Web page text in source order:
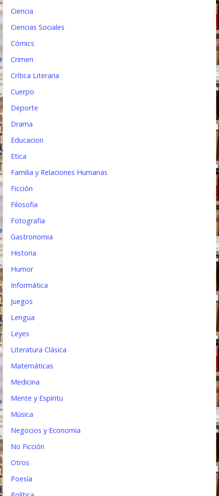
d
a
Ciencia
Ciencias Sociales
Cómics
Crimen
Crítica Literaria
Cuerpo
Deporte
Drama
Educacion
Etica
Familia y Relaciones Humanas
Ficción
Filosofia
Fotografia
Gastronomia
Historia
Humor
Informática
Juegos
Lengua
Leyes
Literatura Clásica
Matemáticas
Medicina
Mente y Espíritu
Música
Negocios y Economia
No Ficción
Otros
Poesía